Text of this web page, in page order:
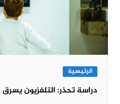
الرئيسية
دراسة تحذر: التلفزيون